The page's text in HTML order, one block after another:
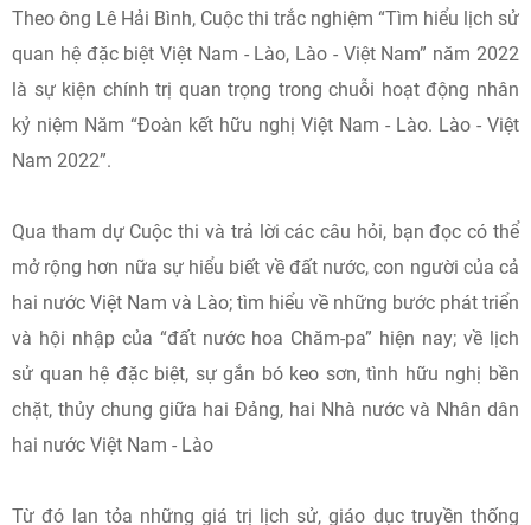
Theo ông Lê Hải Bình, Cuộc thi trắc nghiệm “Tìm hiểu lịch sử
quan hệ đặc biệt Việt Nam - Lào, Lào - Việt Nam” năm 2022
là sự kiện chính trị quan trọng trong chuỗi hoạt động nhân
kỷ niệm Năm “Đoàn kết hữu nghị Việt Nam - Lào. Lào - Việt
Nam 2022”.
Qua tham dự Cuộc thi và trả lời các câu hỏi, bạn đọc có thể
mở rộng hơn nữa sự hiểu biết về đất nước, con người của cả
hai nước Việt Nam và Lào; tìm hiểu về những bước phát triển
và hội nhập của “đất nước hoa Chăm-pa” hiện nay; về lịch
sử quan hệ đặc biệt, sự gắn bó keo sơn, tình hữu nghị bền
chặt, thủy chung giữa hai Đảng, hai Nhà nước và Nhân dân
hai nước Việt Nam - Lào
Từ đó lan tỏa những giá trị lịch sử, giáo dục truyền thống